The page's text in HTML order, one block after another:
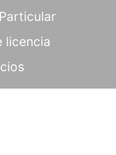
licencia